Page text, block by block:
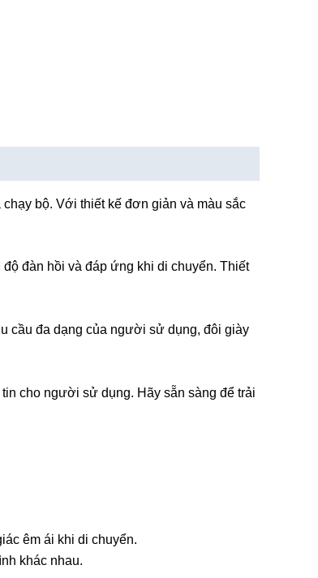
bộ. Với thiết kế đơn giản và màu sắc
đàn hồi và đáp ứng khi di chuyển. Thiết
cầu đa dạng của người sử dụng, đôi giày
cho người sử dụng. Hãy sẵn sàng để trải
êm ái khi di chuyển.
khác nhau.